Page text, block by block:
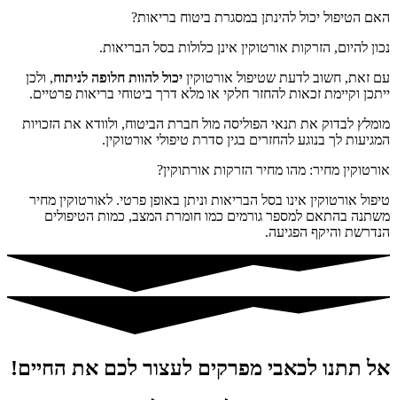
האם הטיפול יכול להינתן במסגרת ביטוח בריאות?
נכון להיום, הזרקות אורטוקין אינן כלולות בסל הבריאות.
עם זאת, חשוב לדעת שטיפול אורטוקין יכול להוות חלופה לניתוח, ולכן
ייתכן וקיימת זכאות להחזר חלקי או מלא דרך ביטוחי בריאות פרטיים.
מומלץ לבדוק את תנאי הפוליסה מול חברת הביטוח, ולוודא את הזכויות
המגיעות לך בנוגע להחזרים בגין סדרת טיפולי אורטוקין.
אורטוקין מחיר: מהו מחיר הזרקות אורתוקין?
טיפול אורטוקין אינו בסל הבריאות וניתן באופן פרטי. לאורטוקין מחיר
משתנה בהתאם למספר גורמים כמו חומרת המצב, כמות הטיפולים
הנדרשת והיקף הפגיעה.
אל תתנו לכאבי מפרקים לעצור לכם את החיים!